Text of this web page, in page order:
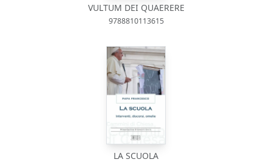
VULTUM DEI QUAERERE
9788810113615
LA SCUOLA